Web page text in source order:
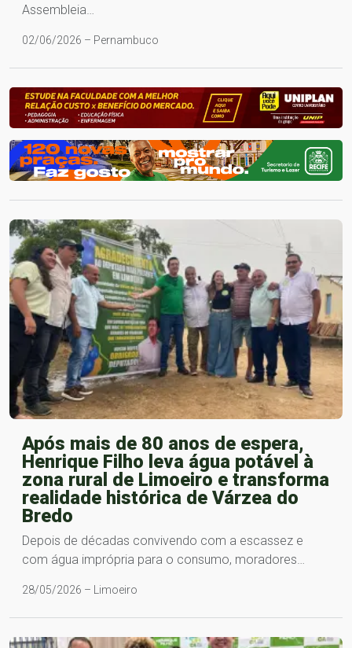
Assembleia…
02/06/2026 – Pernambuco
Após mais de 80 anos de espera,
Henrique Filho leva água potável à
zona rural de Limoeiro e transforma
realidade histórica de Várzea do
Bredo
Depois de décadas convivendo com a escassez e
com água imprópria para o consumo, moradores…
28/05/2026 – Limoeiro